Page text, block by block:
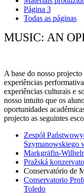
Página 3
Todas as páginas
MUSIC: AN
A base do nosso
experiências
experiências culturais e
nosso intuito que os
oportunidades
projecto as seguintes
Zespół
Szymanowskiego
Markgräfin-
Pražská
Conservatório de
Conservatorio
Toledo